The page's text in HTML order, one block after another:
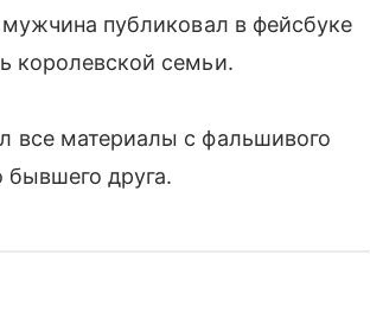
публиковал в фейсбуке
королевской семьи.
все материалы с фальшивого
бывшего друга.